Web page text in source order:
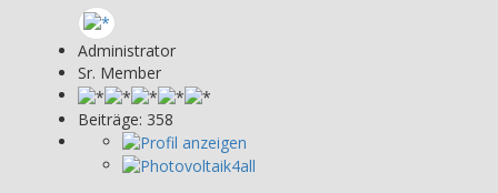
Administrator
Sr. Member
Beiträge: 358